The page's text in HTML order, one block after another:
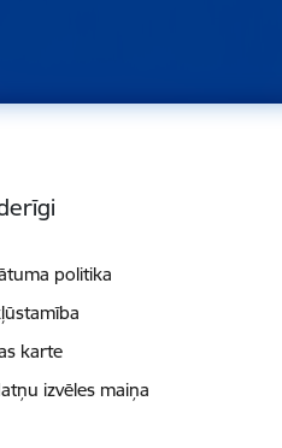
politika
karte
izvēles maiņa